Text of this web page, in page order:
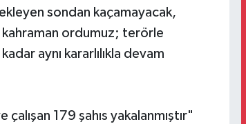
sondan kaçamayacak,
kahraman ordumuz; terörle
aynı kararlılıkla devam
179 şahıs yakalanmıştır"